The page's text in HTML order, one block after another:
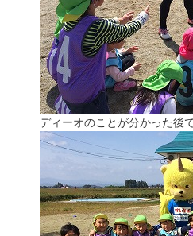
ディーオのことが分かった後